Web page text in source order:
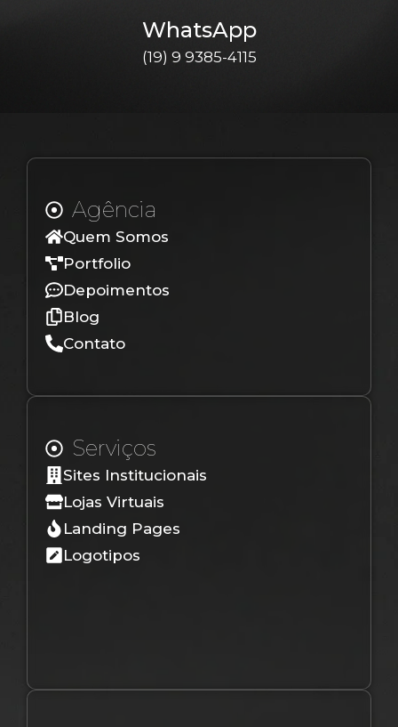
WhatsApp
(19) 9 9385-4115
Agência
Quem Somos
Portfolio
Depoimentos
Blog
Contato
Serviços
Sites Institucionais
Lojas Virtuais
Landing Pages
Logotipos